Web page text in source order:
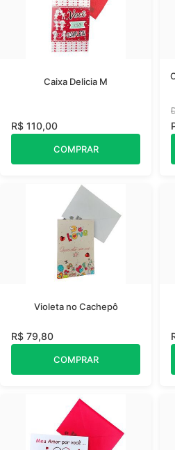
Caixa Delicia M
R$ 110,00
COMPRAR
Violeta no Cachepô
R$ 79,80
COMPRAR